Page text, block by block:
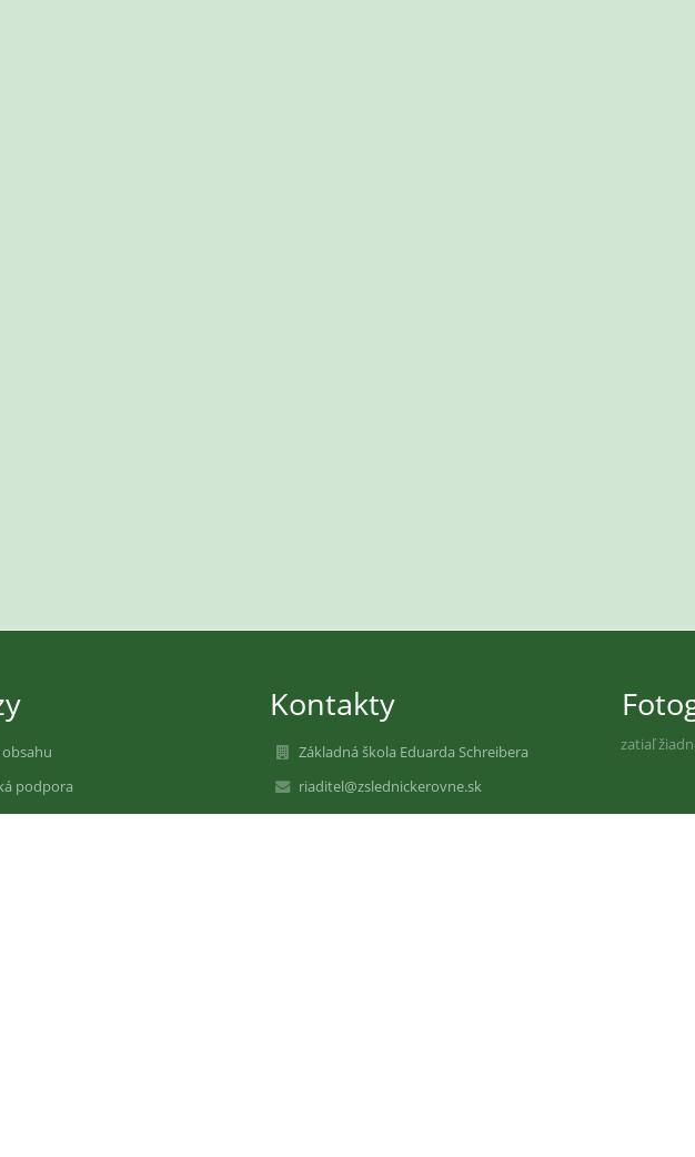
podpora
Kontakty
Základná škola Eduarda Schreibera
riaditel@zslednickerovne.sk
zatiaľ